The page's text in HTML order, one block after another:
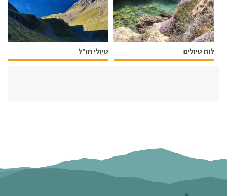
לוח טיולים טיולי חו"ל